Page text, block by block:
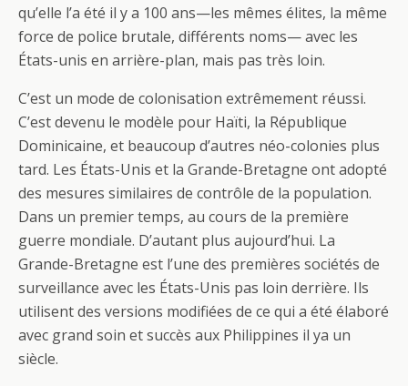
qu’elle l’a été il y a 100 ans—les mêmes élites, la même
force de police brutale, différents noms— avec les
États-unis en arrière-plan, mais pas très loin.
C’est un mode de colonisation extrêmement réussi.
C’est devenu le modèle pour Haïti, la République
Dominicaine, et beaucoup d’autres néo-colonies plus
tard. Les États-Unis et la Grande-Bretagne ont adopté
des mesures similaires de contrôle de la population.
Dans un premier temps, au cours de la première
guerre mondiale. D’autant plus aujourd’hui. La
Grande-Bretagne est l’une des premières sociétés de
surveillance avec les États-Unis pas loin derrière. Ils
utilisent des versions modifiées de ce qui a été élaboré
avec grand soin et succès aux Philippines il ya un
siècle.